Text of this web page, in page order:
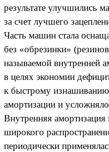
результате улучшились
за счет лучшего
Часть машин стала
без «обрезинки»
называемой внутренней
в целях экономии
к быстрому
амортизации и
Внутренняя амортизация
широкого
периодически